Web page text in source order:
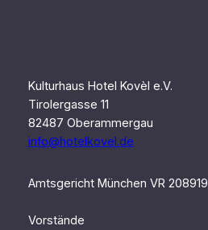
Kulturhaus Hotel Kovèl e.V.
Tirolergasse 11
82487 Oberammergau
info@hotelkovel.de
Amtsgericht München VR 208919
Vorstände